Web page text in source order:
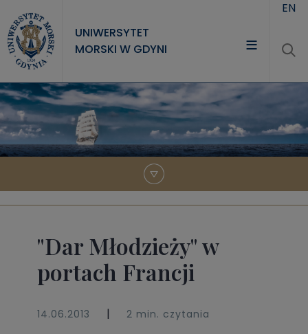
UNIWERSYTET
MORSKI W GDYNI
UNIWERSYTET
STUDIA
NAUKA
EN
"Dar Młodzieży" w
portach Francji
14.06.2013 | 2 min. czytania